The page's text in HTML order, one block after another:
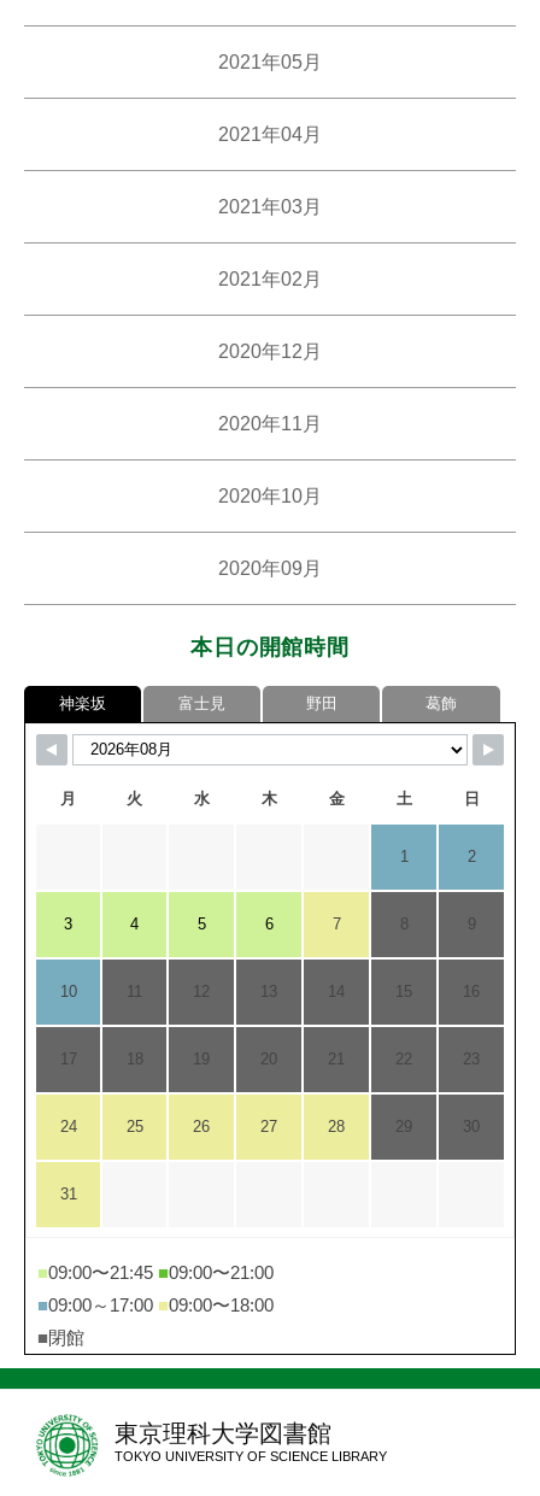
2021年05月
2021年04月
2021年03月
2021年02月
2020年12月
2020年11月
2020年10月
2020年09月
本日の開館時間
神楽坂 富士見 野田 葛飾
月 火 水 木 金 土 日
1 2
3 4 5 6 7 8 9
10 11 12 13 14 15 16
17 18 19 20 21 22 23
24 25 26 27 28 29 30
31
■09:00〜21:45 ■09:00〜21:00
■09:00～17:00 ■09:00〜18:00
■閉館
東京理科大学図書館
TOKYO UNIVERSITY OF SCIENCE LIBRARY